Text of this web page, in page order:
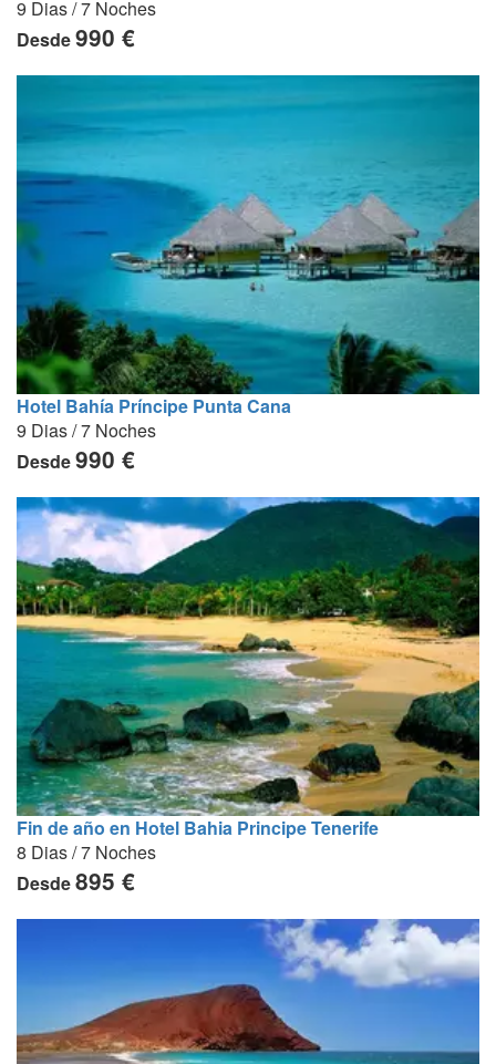
9 Dias / 7 Noches
Desde990 €
Hotel Bahía Príncipe Punta Cana
9 Dias / 7 Noches
Desde990 €
Fin de año en Hotel Bahia Principe Tenerife
8 Dias / 7 Noches
Desde895 €